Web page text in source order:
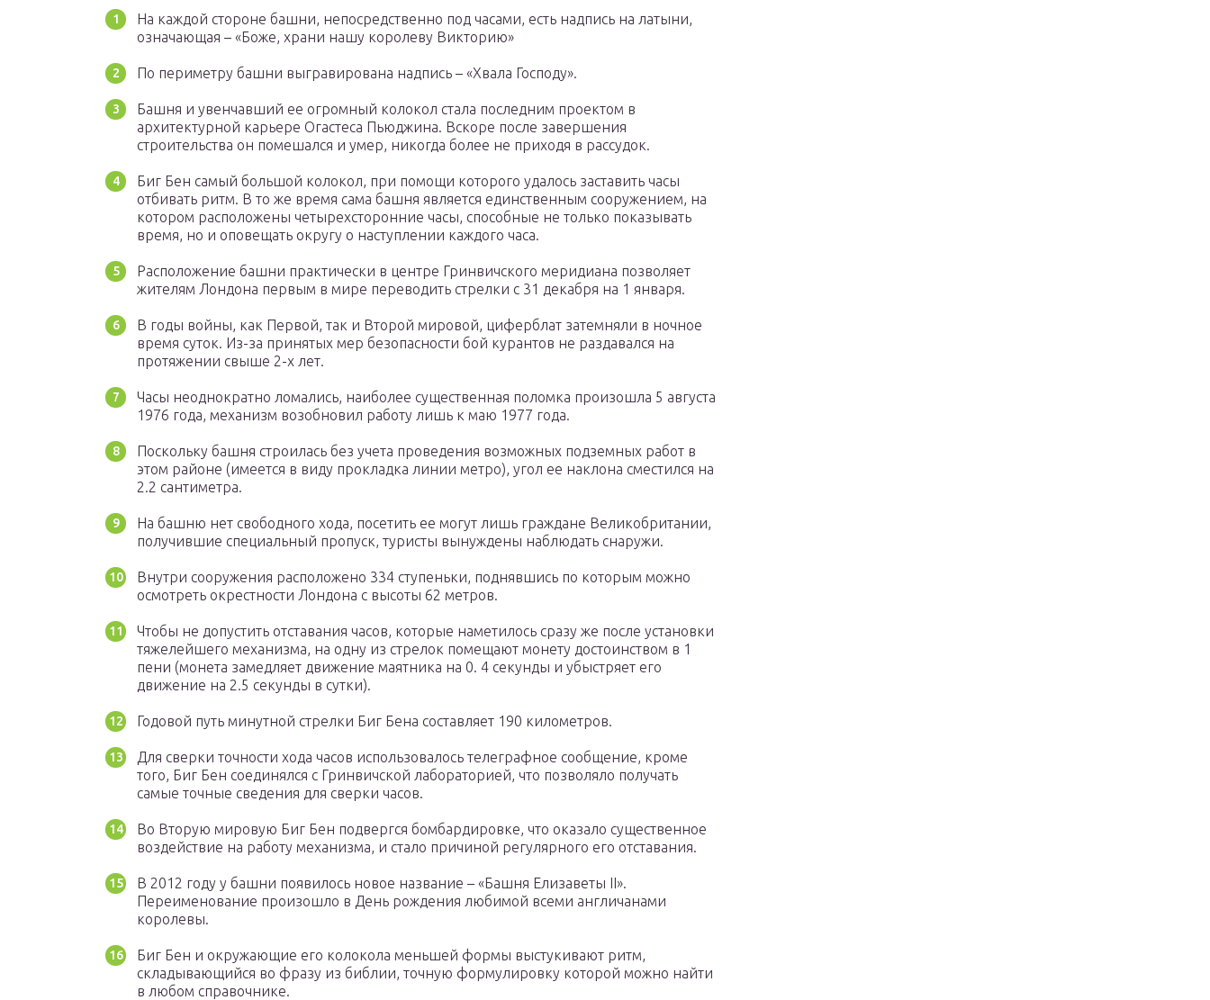
На каждой стороне башни, непосредственно под часами, есть надпись на латыни,
означающая – «Боже, храни нашу королеву Викторию»
По периметру башни выгравирована надпись – «Хвала Господу».
Башня и увенчавший ее огромный колокол стала последним проектом в
архитектурной карьере Огастеса Пьюджина. Вскоре после завершения
строительства он помешался и умер, никогда более не приходя в рассудок.
Биг Бен самый большой колокол, при помощи которого удалось заставить часы
отбивать ритм. В то же время сама башня является единственным сооружением, на
котором расположены четырехсторонние часы, способные не только показывать
время, но и оповещать округу о наступлении каждого часа.
Расположение башни практически в центре Гринвичского меридиана позволяет
жителям Лондона первым в мире переводить стрелки с 31 декабря на 1 января.
В годы войны, как Первой, так и Второй мировой, циферблат затемняли в ночное
время суток. Из-за принятых мер безопасности бой курантов не раздавался на
протяжении свыше 2-х лет.
Часы неоднократно ломались, наиболее существенная поломка произошла 5 августа
1976 года, механизм возобновил работу лишь к маю 1977 года.
Поскольку башня строилась без учета проведения возможных подземных работ в
этом районе (имеется в виду прокладка линии метро), угол ее наклона сместился на
2.2 сантиметра.
На башню нет свободного хода, посетить ее могут лишь граждане Великобритании,
получившие специальный пропуск, туристы вынуждены наблюдать снаружи.
Внутри сооружения расположено 334 ступеньки, поднявшись по которым можно
осмотреть окрестности Лондона с высоты 62 метров.
Чтобы не допустить отставания часов, которые наметилось сразу же после установки
тяжелейшего механизма, на одну из стрелок помещают монету достоинством в 1
пени (монета замедляет движение маятника на 0. 4 секунды и убыстряет его
движение на 2.5 секунды в сутки).
Годовой путь минутной стрелки Биг Бена составляет 190 километров.
Для сверки точности хода часов использовалось телеграфное сообщение, кроме
того, Биг Бен соединялся с Гринвичской лабораторией, что позволяло получать
самые точные сведения для сверки часов.
Во Вторую мировую Биг Бен подвергся бомбардировке, что оказало существенное
воздействие на работу механизма, и стало причиной регулярного его отставания.
В 2012 году у башни появилось новое название – «Башня Елизаветы II».
Переименование произошло в День рождения любимой всеми англичанами
королевы.
Биг Бен и окружающие его колокола меньшей формы выстукивают ритм,
складывающийся во фразу из библии, точную формулировку которой можно найти
в любом справочнике.